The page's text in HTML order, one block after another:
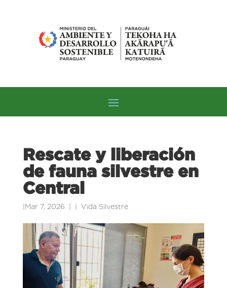
Rescate y liberación
de fauna silvestre en
Central
Mar 7, 2026 Vida Silvestre